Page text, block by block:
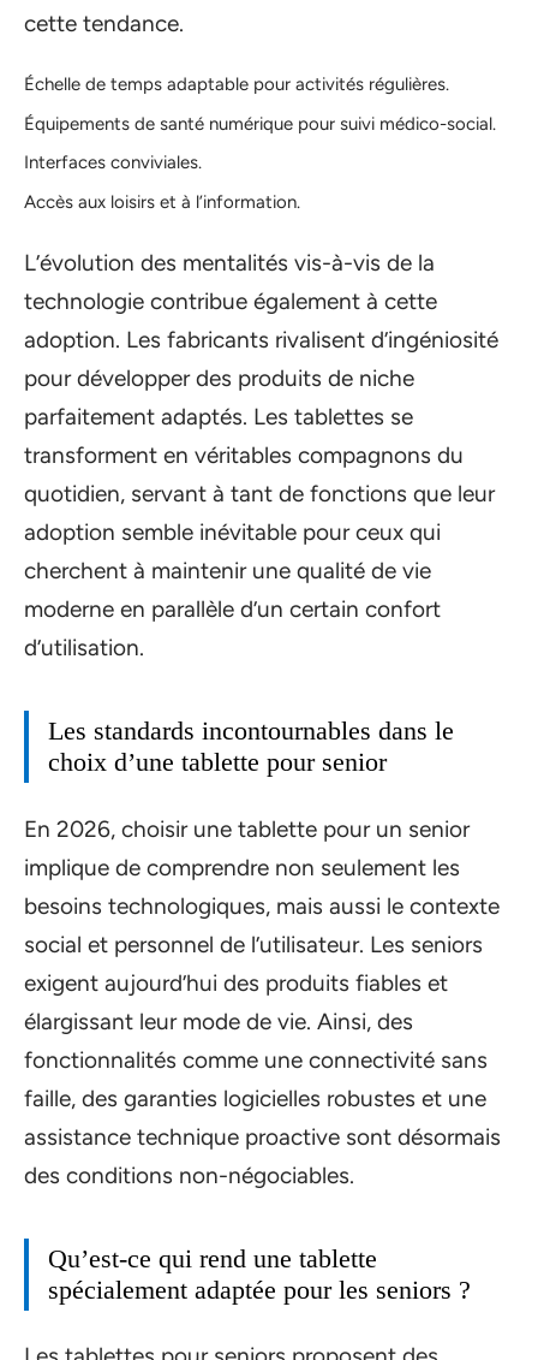
cette tendance.
Échelle de temps adaptable pour activités régulières.
Équipements de santé numérique pour suivi médico-social.
Interfaces conviviales.
Accès aux loisirs et à l’information.
L’évolution des mentalités vis-à-vis de la
technologie contribue également à cette
adoption. Les fabricants rivalisent d’ingéniosité
pour développer des produits de niche
parfaitement adaptés. Les tablettes se
transforment en véritables compagnons du
quotidien, servant à tant de fonctions que leur
adoption semble inévitable pour ceux qui
cherchent à maintenir une qualité de vie
moderne en parallèle d’un certain confort
d’utilisation.
Les standards incontournables dans le
choix d’une tablette pour senior
En 2026, choisir une tablette pour un senior
implique de comprendre non seulement les
besoins technologiques, mais aussi le contexte
social et personnel de l’utilisateur. Les seniors
exigent aujourd’hui des produits fiables et
élargissant leur mode de vie. Ainsi, des
fonctionnalités comme une connectivité sans
faille, des garanties logicielles robustes et une
assistance technique proactive sont désormais
des conditions non-négociables.
Qu’est-ce qui rend une tablette
spécialement adaptée pour les seniors ?